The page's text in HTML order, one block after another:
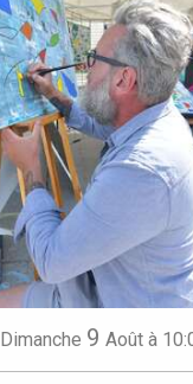
Dimanche 9 Août à